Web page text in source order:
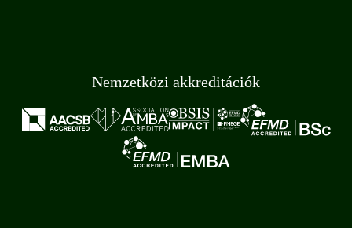
Nemzetközi akkreditációk